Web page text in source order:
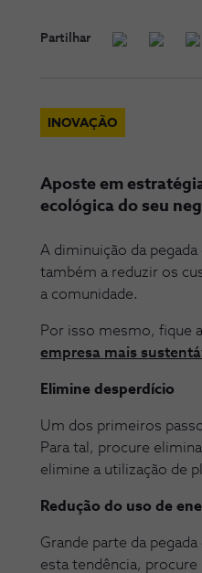
Partilhar
INOVAÇÃO
Aposte em
ecológica do seu
A diminuição da
também a reduzir os
a comunidade.
Por isso mesmo, fique
empresa mais
Elimine desperdício
Um dos primeiros
Para tal, procure
elimine a utilização de
Redução do uso de
Grande parte da
esta tendência,